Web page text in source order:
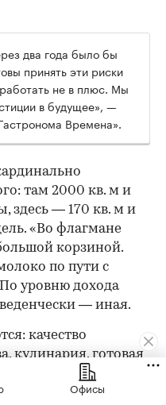
два года было бы
принять эти риски
не в плюс. Мы
в будущее», —
Времена».
там 2000 кв. м и
здесь — 170 кв. м и
«Во флагмане
корзиной.
по пути с
уровню дохода
— иная.
качество
кулинария, готовая
будет
в сторону
Офисы